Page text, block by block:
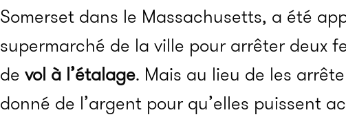
Somerset dans le Massachusetts, a été
supermarché de la ville pour arrêter deux
de vol à l’étalage. Mais au lieu de les
donné de l’argent pour qu’elles puissent